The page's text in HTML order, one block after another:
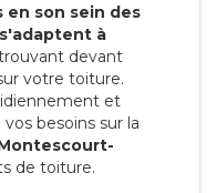
en son sein des
à
devant
votre toiture.
et
besoins sur la
de toiture.